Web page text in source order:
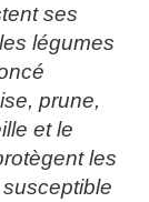
ses
les légumes
prune,
et le
les